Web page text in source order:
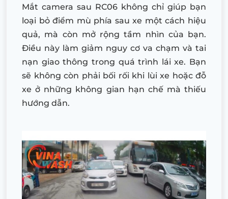
Mắt camera sau RC06 không chỉ giúp bạn
loại bỏ điểm mù phía sau xe một cách hiệu
quả, mà còn mở rộng tầm nhìn của bạn.
Điều này làm giảm nguy cơ va chạm và tai
nạn giao thông trong quá trình lái xe. Bạn
sẽ không còn phải bối rối khi lùi xe hoặc đỗ
xe ở những không gian hạn chế mà thiếu
hướng dẫn.